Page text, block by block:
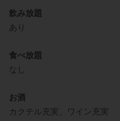
飲み放題
あり
食べ放題
なし
お酒
カクテル充実、ワイン充実